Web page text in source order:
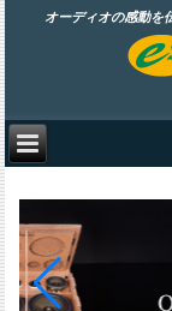
オーディオの感動を